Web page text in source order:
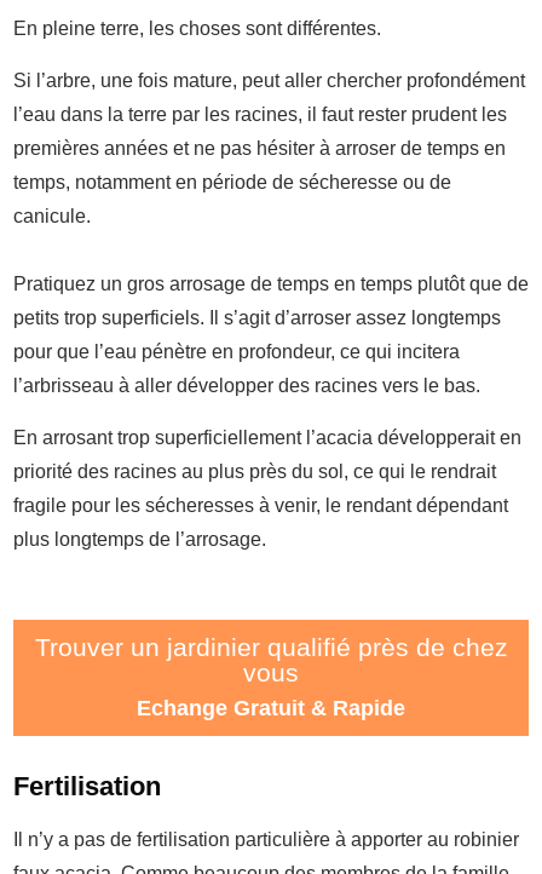
En pleine terre, les choses sont différentes.
Si l’arbre, une fois mature, peut aller chercher profondément
l’eau dans la terre par les racines, il faut rester prudent les
premières années et ne pas hésiter à arroser de temps en
temps, notamment en période de sécheresse ou de
canicule.
Pratiquez un gros arrosage de temps en temps plutôt que de
petits trop superficiels. Il s’agit d’arroser assez longtemps
pour que l’eau pénètre en profondeur, ce qui incitera
l’arbrisseau à aller développer des racines vers le bas.
En arrosant trop superficiellement l’acacia développerait en
priorité des racines au plus près du sol, ce qui le rendrait
fragile pour les sécheresses à venir, le rendant dépendant
plus longtemps de l’arrosage.
Trouver un jardinier qualifié près de chez
vous
Echange Gratuit & Rapide
Fertilisation
Il n’y a pas de fertilisation particulière à apporter au robinier